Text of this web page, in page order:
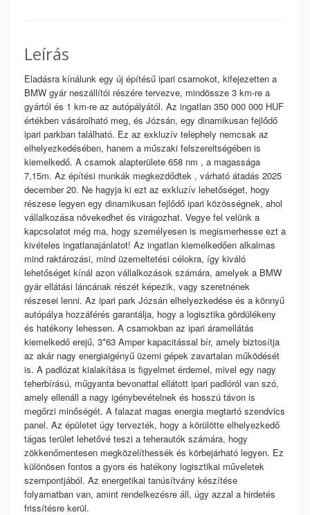
Leírás
Eladásra kínálunk egy új építésű ipari csarnokot, kifejezetten a
BMW gyár neszállítói részére tervezve, mindössze 3 km-re a
gyártól és 1 km-re az autópályától. Az ingatlan 350 000 000 HUF
értékben vásárolható meg, és Józsán, egy dinamikusan fejlődő
ipari parkban található. Ez az exkluzív telephely nemcsak az
elhelyezkedésében, hanem a műszaki felszereltségében is
kiemelkedő. A csarnok alapterülete 658 nm , a magassága
7,15m. Az építési munkák megkezdődtek , várható átadás 2025
december 20. Ne hagyja ki ezt az exkluzív lehetőséget, hogy
részese legyen egy dinamikusan fejlődő ipari közösségnek, ahol
vállalkozása növekedhet és virágozhat. Vegye fel velünk a
kapcsolatot még ma, hogy személyesen is megismerhesse ezt a
kivételes ingatlanajánlatot! Az ingatlan kiemelkedően alkalmas
mind raktározási, mind üzemeltetési célokra, így kiváló
lehetőséget kínál azon vállalkozások számára, amelyek a BMW
gyár ellátási láncának részét képezik, vagy szeretnének
részesei lenni. Az ipari park Józsán elhelyezkedése és a könnyű
autópálya hozzáférés garantálja, hogy a logisztika gördülékeny
és hatékony lehessen. A csarnokban az ipari áramellátás
kiemelkedő erejű, 3*63 Amper kapacitással bír, amely biztosítja
az akár nagy energiaigényű üzemi gépek zavartalan működését
is. A padlózat kialakítása is figyelmet érdemel, mivel egy nagy
teherbírású, műgyanta bevonattal ellátott ipari padlóról van szó,
amely ellenáll a nagy igénybevételnek és hosszú távon is
megőrzi minőségét. A falazat magas energia megtartó szendvics
panel. Az épületet úgy tervezték, hogy a körülötte elhelyezkedő
tágas terület lehetővé teszi a teherautók számára, hogy
zökkenőmentesen megközelíthessék és körbejárható legyen. Ez
különösen fontos a gyors és hatékony logisztikai műveletek
szempontjából. Az energetikai tanúsítvány készítése
folyamatban van, amint rendelkezésre áll, úgy azzal a hirdetés
frissítésre kerül.